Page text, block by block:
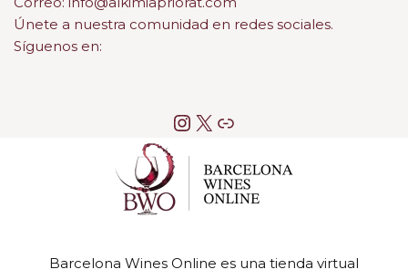
Únete a nuestra comunidad en redes sociales.
Síguenos en:
Barcelona Wines Online es una tienda virtual